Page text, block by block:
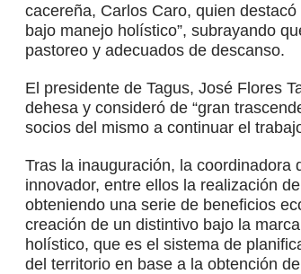
cacereña, Carlos Caro, quien
bajo manejo holístico”, subrayando
pastoreo y adecuados de descanso.
El presidente de Tagus, José Flores
dehesa y consideró de “gran
socios del mismo a continuar el
Tras la inauguración, la
innovador, entre ellos la realización
obteniendo una serie de beneficios
creación de un distintivo bajo la
holístico, que es el sistema de
del territorio en base a la obtención